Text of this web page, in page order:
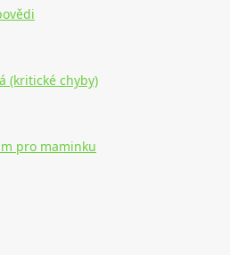
(kritické chyby)
pro maminku